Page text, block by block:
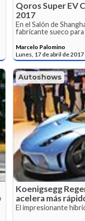
Qoros Super EV
2017
En el Salón de
fabricante sueco
Marcelo Palomino
Lunes, 17 de abril de 2017
Autoshows
Koenigsegg
acelera más
El impresionante